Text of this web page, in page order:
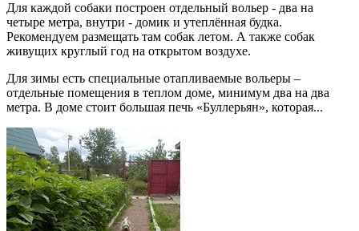
Для каждой собаки построен отдельный вольер - два на
четыре метра, внутри - домик и утеплённая будка.
Рекомендуем размещать там собак летом. А также собак
живущих круглый год на открытом воздухе.
Для зимы есть специальные отапливаемые вольеры –
отдельные помещения в теплом доме, минимум два на два
метра. В доме стоит большая печь «Буллерьян», которая...